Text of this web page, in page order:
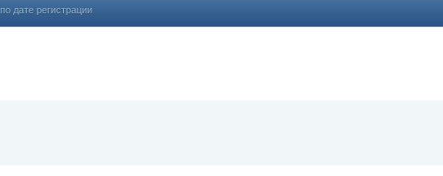
по дате регистрации